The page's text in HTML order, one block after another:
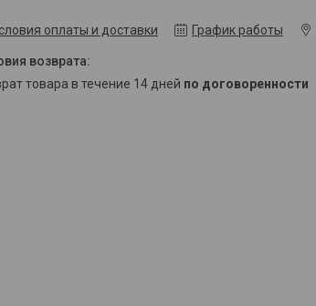
оплаты и доставки График работы
товара в течение 14 дней по договоренности